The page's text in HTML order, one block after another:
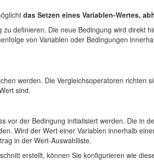
das Setzen eines Variablen-Wertes,
zu definieren. Die neue Bedingung wird direkt
von Variablen oder Bedingungen
werden. Die Vergleichsoperatoren richten
sind.
vor der Bedingung initialisiert werden. Die in
Wird der Wert einer Variablen innerhalb
in der Wert-Auswahlliste.
erstellt, können Sie konfigurieren wie